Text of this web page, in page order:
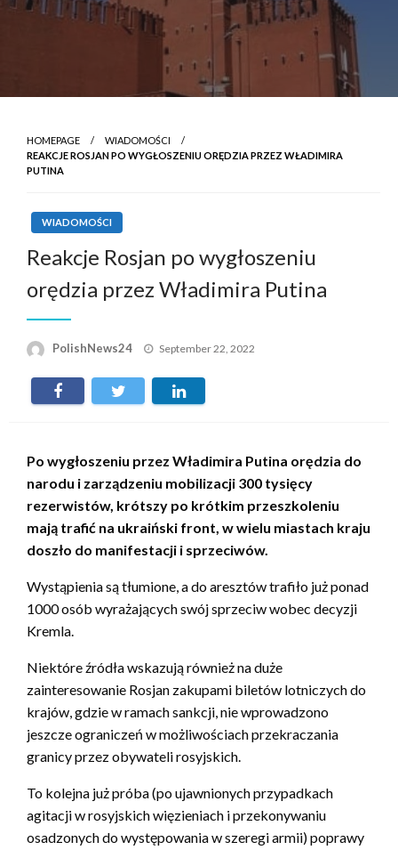
HOMEPAGE
WIADOMOŚCI
REAKCJE ROSJAN PO WYGŁOSZENIU ORĘDZIA PRZEZ WŁADIMIRA
PUTINA
WIADOMOŚCI
Reakcje Rosjan po wygłoszeniu
orędzia przez Władimira Putina
PolishNews24
Posted
September 22, 2022
Po wygłoszeniu przez Władimira Putina orędzia do
narodu i zarządzeniu mobilizacji 300 tysięcy
rezerwistów, krótszy po krótkim przeszkoleniu
mają trafić na ukraiński front, w wielu miastach kraju
doszło do manifestacji i sprzeciwów.
Wystąpienia są tłumione, a do aresztów trafiło już ponad
1000 osób wyrażających swój sprzeciw wobec decyzji
Kremla.
Niektóre źródła wskazują również na duże
zainteresowanie Rosjan zakupami biletów lotniczych do
krajów, gdzie w ramach sankcji, nie wprowadzono
jeszcze ograniczeń w możliwościach przekraczania
granicy przez obywateli rosyjskich.
To kolejna już próba (po ujawnionych przypadkach
agitacji w rosyjskich więzieniach i przekonywaniu
osadzonych do występowania w szeregi armii) poprawy